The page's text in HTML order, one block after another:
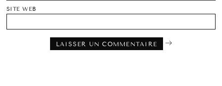
SITE WEB